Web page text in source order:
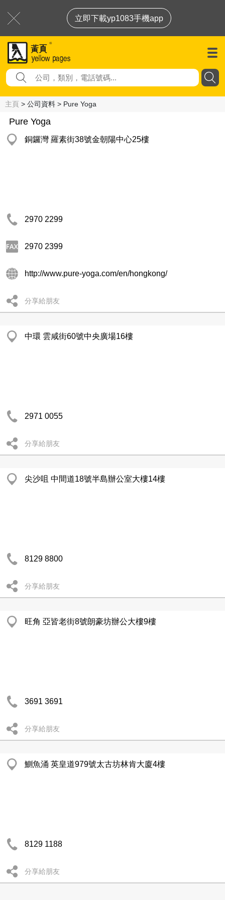
立即下載yp1083手機app
主頁 > 公司資料 > Pure Yoga
Pure Yoga
銅鑼灣 羅素街38號金朝陽中心25樓
2970 2299
2970 2399
http://www.pure-yoga.com/en/hongkong/
分享給朋友
中環 雲咸街60號中央廣場16樓
2971 0055
分享給朋友
尖沙咀 中間道18號半島辦公室大樓14樓
8129 8800
分享給朋友
旺角 亞皆老街8號朗豪坊辦公大樓9樓
3691 3691
分享給朋友
鰂魚涌 英皇道979號太古坊林肯大廈4樓
8129 1188
分享給朋友